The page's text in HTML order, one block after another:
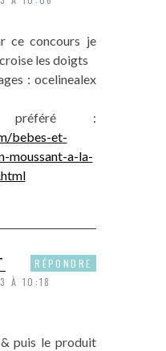
ce concours je
les doigts
: ocelinealex
préféré :
bebes-et-
moussant-a-la-
À 10:18
puis le produit
RÉPONDRE